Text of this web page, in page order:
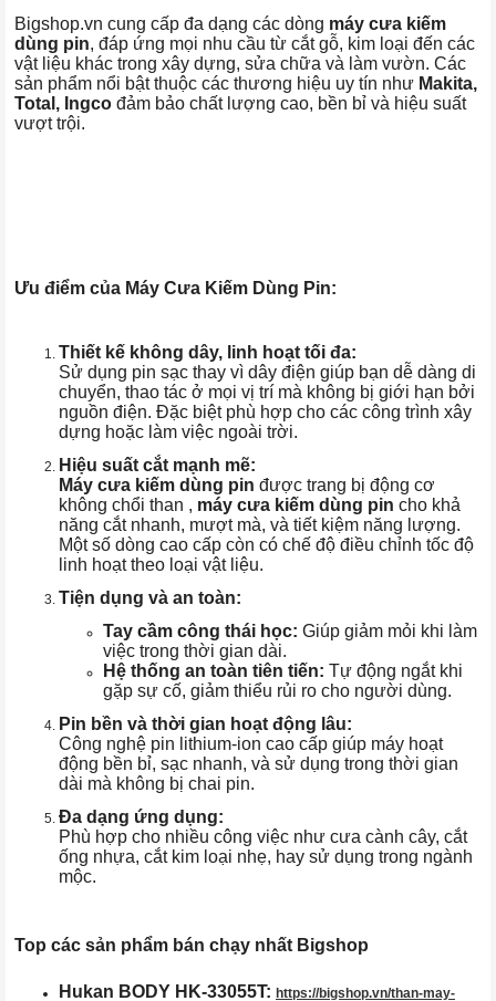
Bigshop.vn cung cấp đa dạng các dòng máy cưa kiếm
dùng pin, đáp ứng mọi nhu cầu từ cắt gỗ, kim loại đến các
vật liệu khác trong xây dựng, sửa chữa và làm vườn. Các
sản phẩm nổi bật thuộc các thương hiệu uy tín như Makita,
Total, Ingco đảm bảo chất lượng cao, bền bỉ và hiệu suất
vượt trội.
Ưu điểm của Máy Cưa Kiếm Dùng Pin:
Thiết kế không dây, linh hoạt tối đa:
Sử dụng pin sạc thay vì dây điện giúp bạn dễ dàng di
chuyển, thao tác ở mọi vị trí mà không bị giới hạn bởi
nguồn điện. Đặc biệt phù hợp cho các công trình xây
dựng hoặc làm việc ngoài trời.
Hiệu suất cắt mạnh mẽ:
Máy cưa kiếm dùng pin được trang bị động cơ
không chổi than , máy cưa kiếm dùng pin cho khả
năng cắt nhanh, mượt mà, và tiết kiệm năng lượng.
Một số dòng cao cấp còn có chế độ điều chỉnh tốc độ
linh hoạt theo loại vật liệu.
Tiện dụng và an toàn:
Tay cầm công thái học: Giúp giảm mỏi khi làm
việc trong thời gian dài.
Hệ thống an toàn tiên tiến: Tự động ngắt khi
gặp sự cố, giảm thiểu rủi ro cho người dùng.
Pin bền và thời gian hoạt động lâu:
Công nghệ pin lithium-ion cao cấp giúp máy hoạt
động bền bỉ, sạc nhanh, và sử dụng trong thời gian
dài mà không bị chai pin.
Đa dạng ứng dụng:
Phù hợp cho nhiều công việc như cưa cành cây, cắt
ống nhựa, cắt kim loại nhẹ, hay sử dụng trong ngành
mộc.
Top các sản phẩm bán chạy nhất Bigshop
Hukan BODY HK-33055T: https://bigshop.vn/than-may-